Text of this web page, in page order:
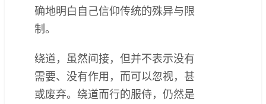
确地明白自己信仰传统的殊异与限
制。
绕道，虽然间接，但并不表示没有
需要、没有作用，而可以忽视，甚
或废弃。绕道而行的服侍，仍然是